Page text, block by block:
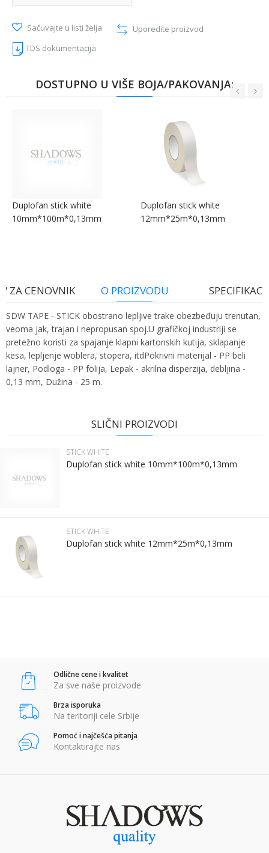
Sačuvajte u listi želja
Uporedite proizvod
TDS dokumentacija
DOSTUPNO U VIŠE BOJA/PAKOVANJA:
Duplofan stick white
10mm*100m*0,13mm
Duplofan stick white
12mm*25m*0,13mm
ZA CENOVNIK O PROIZVODU
SDW TAPE - STICK obostrano lepljive trake obezbeđuju trenutan,
veoma jak, trajan i nepropusan spoj.U grafičkoj industriji se
pretežno koristi za spajanje klapni kartonskih kutija, sklapanje
kesa, lepljenje woblera, stopera, itdPokrivni materijal - PP beli
lajner, Podloga - PP folija, Lepak - akrilna disperzija, debljina -
0,13 mm, Dužina - 25 m.
SDW TAPE
Email:
Komentar:
POŠALJI
SLIČNI PROIZVODI
STICK WHITE
Duplofan stick white 10mm*100m*0,13mm
STICK WHITE
Duplofan stick white 12mm*25m*0,13mm
Odlične cene i kvalitet
Za sve naše proizvode
Brza isporuka
Na teritoriji cele Srbije
Pomoć i najčešća pitanja
Kontaktirajte nas